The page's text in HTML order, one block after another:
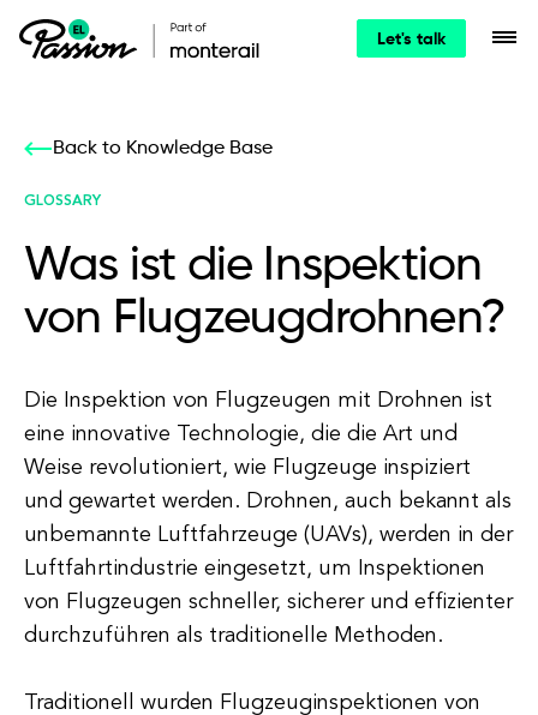
Let's talk
Back to Knowledge Base
GLOSSARY
Was ist die Inspektion
von Flugzeugdrohnen?
Die Inspektion von Flugzeugen mit Drohnen ist
eine innovative Technologie, die die Art und
Weise revolutioniert, wie Flugzeuge inspiziert
und gewartet werden. Drohnen, auch bekannt als
unbemannte Luftfahrzeuge (UAVs), werden in der
Luftfahrtindustrie eingesetzt, um Inspektionen
von Flugzeugen schneller, sicherer und effizienter
durchzuführen als traditionelle Methoden.
Traditionell wurden Flugzeuginspektionen von